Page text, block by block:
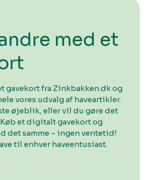
med et
gavekort fra Zinkbakken.dk og
vores udvalg af haveartikler.
øjeblik, eller vil du gøre det
et digitalt gavekort og
det samme – ingen ventetid!
til enhver haveentusiast.